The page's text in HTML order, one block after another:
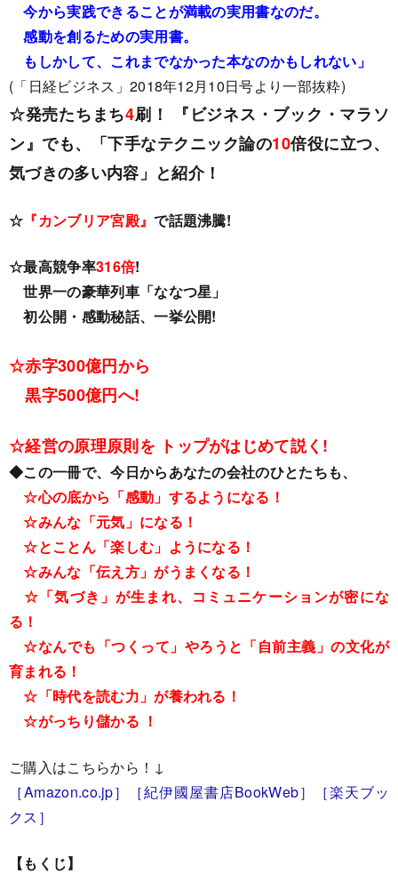
今から実践できることが満載の実用書なのだ。
感動を創るための実用書。
もしかして、これまでなかった本なのかもしれない」
(「日経ビジネス」2018年12月10日号より一部抜粋)
☆発売たちまち4刷！ 『ビジネス・ブック・マラソ
ン』でも、「下手なテクニック論の10倍役に立つ、
気づきの多い内容」と紹介！
☆ 『カンブリア宮殿』で話題沸騰!
☆最高競争率316倍!
世界一の豪華列車「ななつ星」
初公開・感動秘話、一挙公開!
☆赤字300億円から
黒字500億円へ!
☆経営の原理原則を トップがはじめて説く!
◆この一冊で、今日からあなたの会社のひとたちも、
☆心の底から「感動」するようになる！
☆みんな「元気」になる！
☆とことん「楽しむ」ようになる！
☆みんな「伝え方」がうまくなる！
☆「気づき」が生まれ、コミュニケーションが密にな
る！
☆なんでも「つくって」やろうと「自前主義」の文化が
育まれる！
☆「時代を読む力」が養われる！
☆がっちり儲かる ！
ご購入はこちらから！↓
［Amazon.co.jp］
［紀伊國屋書店BookWeb］
［楽天ブッ
クス］
【もくじ】